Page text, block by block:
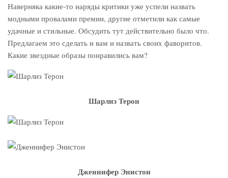
Наверняка какие-то наряды критики уже успели назвать
модными провалами премии, другие отметили как самые
удачные и стильные. Обсудить тут действительно было что.
Предлагаем это сделать и вам и назвать своих фаворитов.
Какие звездные образы понравились вам?
Шарлиз Терон
Дженнифер Энистон